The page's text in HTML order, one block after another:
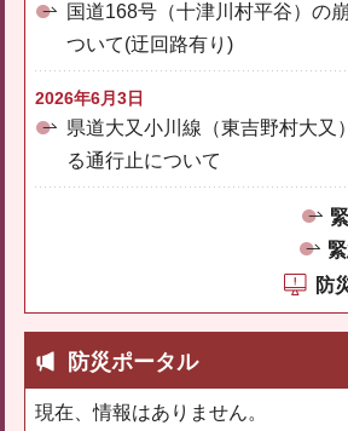
国道168号（十津川村平谷）の
ついて(迂回路有り)
2026年6月3日
県道大又小川線（東吉野村大又
る通行止について
防
防災ポータル
現在、情報はありません。